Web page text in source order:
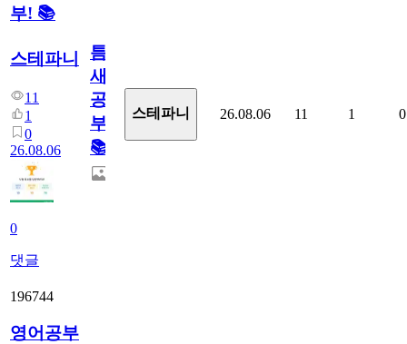
부! 📚
스테파니
11
1
0
26.08.06
0
댓글
틈
새
공
부!
📚
스테파니 26.08.06 11 1 0
196744
영어공부